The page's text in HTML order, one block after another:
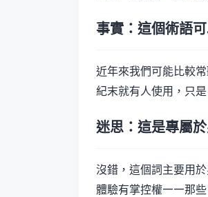
事實：這個術語
近年來我們可能比較
紀末就有人使用，只
迷思：這是專屬
沒錯，這個詞主要用
體驗有掌控權——那些